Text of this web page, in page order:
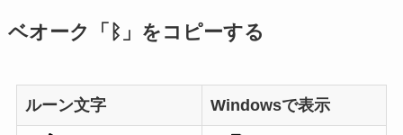
ベオーク「ᛒ」をコピーする
ルーン文字 Windowsで表示